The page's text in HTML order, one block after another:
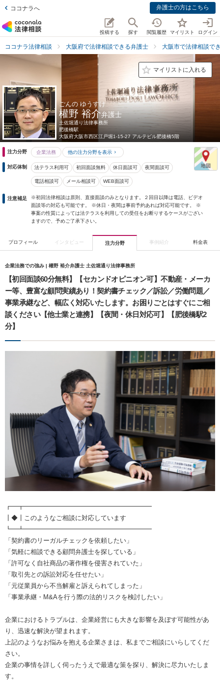
ココナラへ 弁護士の方はこちら
投稿する 探す 閲覧履歴 マイリスト ログイン
ココナラ法律相談 大阪府で法律相談できる弁護士 大阪市で法律相談で
マイリストに入れる
ごんの ゆうすけ
權野 裕介弁護士
土佐堀通り法律事務所
肥後橋駅
大阪府大阪市西区江戸堀1-15-27 アルテビル肥後橋5階
注力分野 企業法務 他の注力分野を表示
対応体制 法テラス利用可 初回面談無料 休日面談可 夜間面談可
電話相談可 メール相談可 WEB面談可
注意補足
※初回法律相談は原則、直接面談のみとなります。２回目以降は電話、ビデオ
面談等の対応も可能です。 ※休日・夜間は事前予約あれば対応可能です。 ※
事案の性質によっては法テラスを利用しての受任をお断りするケースがござい
ますので、予めご了承下さい。
プロフィール インタビュー 注力分野 事例紹介 料金表
企業法務での強み | 權野 裕介弁護士 土佐堀通り法律事務所
【初回面談60分無料】【セカンドオピニオン可】不動産・メーカ
ー等、豊富な顧問実績あり！契約書チェック／訴訟／労働問題／
事業承継など、幅広く対応いたします。お困りごとはすぐにご相
談ください【他士業と連携】【夜間・休日対応可】【肥後橋駅2
分】
┏━┳━━━━━━━━━━━━━━━━━━━━
┃◆┃このようなご相談に対応しています
┗━┻━━━━━━━━━━━━━━━━━━━━
「契約書のリーガルチェックを依頼したい」
「気軽に相談できる顧問弁護士を探している」
「許可なく自社商品の著作権を侵害されていた」
「取引先との訴訟対応を任せたい」
「元従業員から不当解雇と訴えられてしまった」
「事業承継・M&Aを行う際の法的リスクを検討したい」
企業におけるトラブルは、企業経営にも大きな影響を及ぼす可能性があ
り、迅速な解決が望まれます。
上記のようなお悩みを抱える企業さまは、私までご相談にいらしてくだ
さい。
企業の事情を詳しく伺ったうえで最適な策を探り、解決に尽力いたしま
す。